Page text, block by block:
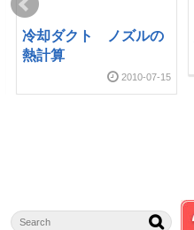
冷却ダクト ノズルの
熱計算
2010-07-15